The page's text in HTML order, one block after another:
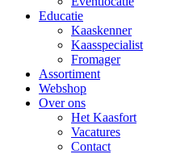
Educatie
Kaaskenner
Kaasspecialist
Fromager
Assortiment
Webshop
Over ons
Het Kaasfort
Vacatures
Contact